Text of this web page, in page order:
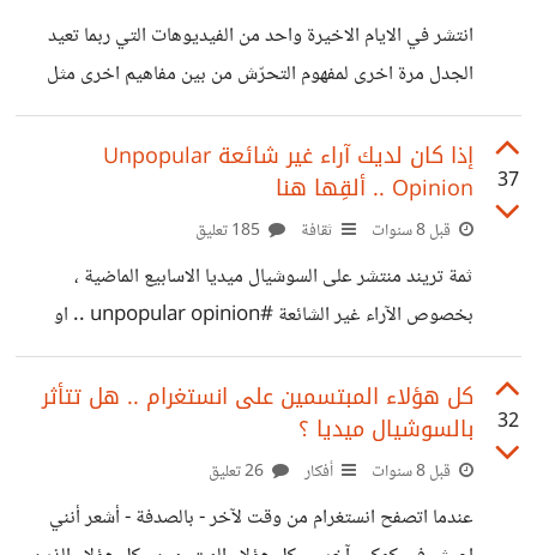
، إذا لديك نصيحة واحدة عملية فقط تشاركها
انتشر في الايام الاخيرة واحد من الفيديوهات التي ربما تعيد
الجدل مرة اخرى لمفهوم التحرّش من بين مفاهيم اخرى مثل
الصداقة او طلب التعارف .. القصة باختصار هي لشاب في الشارع
يتقدم من فتاة تقوم بتصويره خلسة ، يطلب منها ان يتعرّف عليها
ويصطحبها الى أحد المقاهي القريبة. وعندما رفضت، اعتذر لها
وانصرف .. ومع ذلك ، الفتاة اعتبرت ما حدث حالة تحرّش
وقامت بتصويره وفضحه. بعيداً عن سماجة الفيديو ، واعتبارات
كثيرة بخصوص ان هذه التصرّفات غير مناسبة لمجتمعاتنا
37
إذا كان لديك آراء غير شائعة Unpopular
Opinion .. ألقِها هنا
قبل 8 سنوات ثقافة
ثمة تريند منتشر على السوشيال ميديا الاسابيع الماضية ،
بخصوص الآراء غير الشائعة #unpopular opinion .. او
الآراء المثيرة للجدل التي تعتبر عكس التيار أو السائد في أي
موضوع يخطر بالك .. بشكل ما ، أرى ان افضل مكان لطرح هذا
النقاش يكون هنا في حسوب .. اعرف ان الكثيرين لديهم آراء غير
شائعة لها ملامح واعية جداً ، او مثيرة للجدل .. والآراء المثيرة
للجدل ، عادة ما ترفع سقف الوعي ، وتطرح علامات استفهام
بدورها.. وحتى يكون النقاش
32
كل هؤلاء المبتسمين على انستغرام .. هل تتأثر
بالسوشيال ميديا ؟
قبل 8 سنوات أفكار
عندما اتصفح انستغرام من وقت لآخر - بالصدفة - أشعر أنني